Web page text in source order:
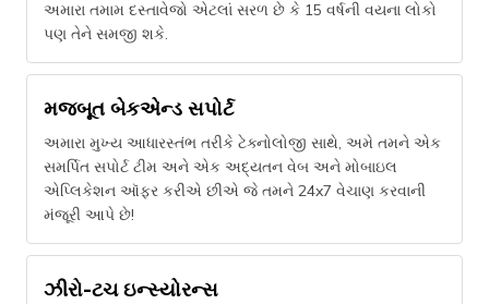
અમારા તમામ દસ્તાવેજો એટલાં સરળ છે કે 15 વર્ષની વયના લોકો
પણ તેને સમજી શકે.
મજબૂત બેકએન્ડ સપોર્ટ
અમારા મુખ્ય આધારસ્તંભ તરીકે ટેક્નોલોજી સાથે, અમે તમને એક
સમર્પિત સપોર્ટ ટીમ અને એક અદ્યતન વેબ અને મોબાઇલ
એપ્લિકેશન ઑફર કરીએ છીએ જે તમને 24x7 વેચાણ કરવાની
મંજૂરી આપે છે!
ઝીરો-ટચ ઇન્સ્યોરન્સ